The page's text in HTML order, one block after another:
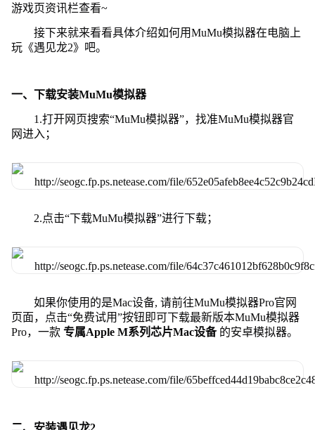
游戏页资讯栏查看~
接下来就来看看具体介绍如何用MuMu模拟器在电脑上
玩《遇见龙2》吧。
一、下载安装MuMu模拟器
1.打开网页搜索“MuMu模拟器”，找准MuMu模拟器官
网进入；
2.点击“下载MuMu模拟器”进行下载；
如果你使用的是Mac设备, 请前往MuMu模拟器Pro官网
页面，点击“免费试用”按钮即可下载最新版本MuMu模拟器
Pro，一款 专属Apple M系列芯片Mac设备 的安卓模拟器。
二、安装遇见龙2